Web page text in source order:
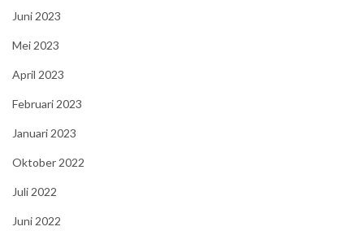
Juni 2023
Mei 2023
April 2023
Februari 2023
Januari 2023
Oktober 2022
Juli 2022
Juni 2022